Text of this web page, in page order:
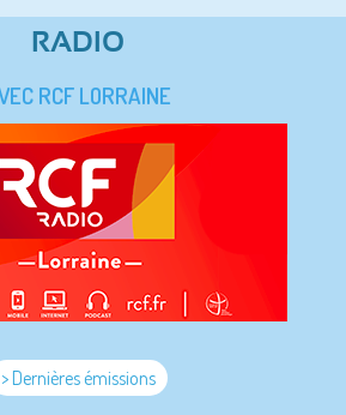
RADIO
RCF LORRAINE
> Dernières émissions